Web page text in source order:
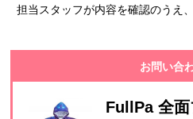
担当スタッフが内容を確認のうえ
お問い合
FullPa 全面